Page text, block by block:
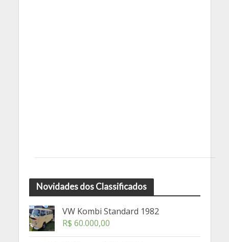
Novidades dos Classificados
VW Kombi Standard 1982
R$ 60.000,00